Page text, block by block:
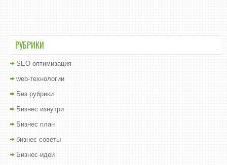
РУБРИКИ
SEO оптимизация
web-технологии
Без рубрики
Бизнес изнутри
Бизнес план
бизнес советы
Бизнес-идеи